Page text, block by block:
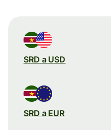
SRD a USD
SRD a EUR